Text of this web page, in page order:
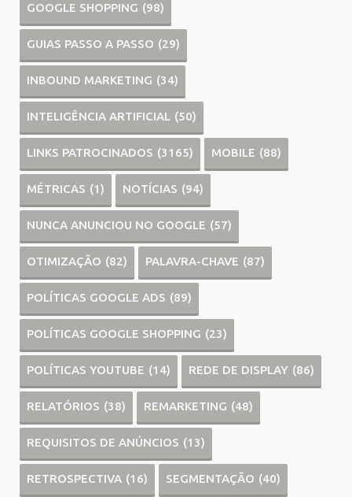
GOOGLE SHOPPING (98)
GUIAS PASSO A PASSO (29)
INBOUND MARKETING (34)
INTELIGÊNCIA ARTIFICIAL (50)
LINKS PATROCINADOS (3165) MOBILE (88)
MÉTRICAS (1) NOTÍCIAS (94)
NUNCA ANUNCIOU NO GOOGLE (57)
OTIMIZAÇÃO (82) PALAVRA-CHAVE (87)
POLÍTICAS GOOGLE ADS (89)
POLÍTICAS GOOGLE SHOPPING (23)
POLÍTICAS YOUTUBE (14) REDE DE DISPLAY (86)
RELATÓRIOS (38) REMARKETING (48)
REQUISITOS DE ANÚNCIOS (13)
RETROSPECTIVA (16) SEGMENTAÇÃO (40)